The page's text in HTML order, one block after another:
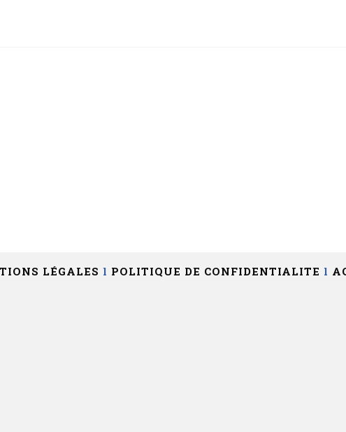
LÉGALES l POLITIQUE DE CONFIDENTIALITE l